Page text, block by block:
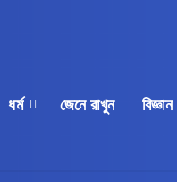
ধর্ম জেনে রাখুন